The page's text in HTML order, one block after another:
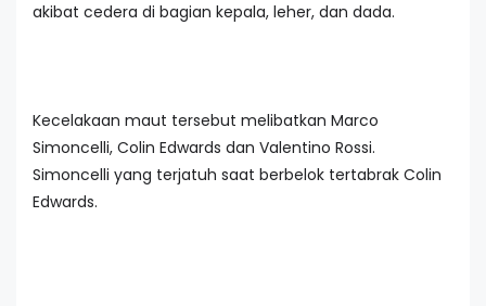
akibat cedera di bagian kepala, leher, dan dada.
Kecelakaan maut tersebut melibatkan Marco
Simoncelli, Colin Edwards dan Valentino Rossi.
Simoncelli yang terjatuh saat berbelok tertabrak Colin
Edwards.